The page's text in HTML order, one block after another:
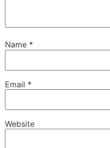
Name *
Email *
Website